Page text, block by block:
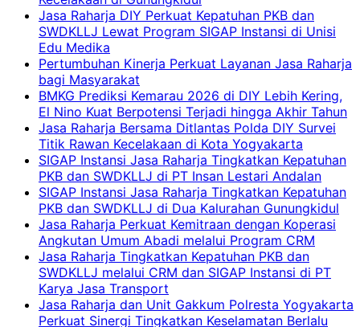
Jasa Raharja DIY Perkuat Kepatuhan PKB dan
SWDKLLJ Lewat Program SIGAP Instansi di Unisi
Edu Medika
Pertumbuhan Kinerja Perkuat Layanan Jasa Raharja
bagi Masyarakat
BMKG Prediksi Kemarau 2026 di DIY Lebih Kering,
El Nino Kuat Berpotensi Terjadi hingga Akhir Tahun
Jasa Raharja Bersama Ditlantas Polda DIY Survei
Titik Rawan Kecelakaan di Kota Yogyakarta
SIGAP Instansi Jasa Raharja Tingkatkan Kepatuhan
PKB dan SWDKLLJ di PT Insan Lestari Andalan
SIGAP Instansi Jasa Raharja Tingkatkan Kepatuhan
PKB dan SWDKLLJ di Dua Kalurahan Gunungkidul
Jasa Raharja Perkuat Kemitraan dengan Koperasi
Angkutan Umum Abadi melalui Program CRM
Jasa Raharja Tingkatkan Kepatuhan PKB dan
SWDKLLJ melalui CRM dan SIGAP Instansi di PT
Karya Jasa Transport
Jasa Raharja dan Unit Gakkum Polresta Yogyakarta
Perkuat Sinergi Tingkatkan Keselamatan Berlalu